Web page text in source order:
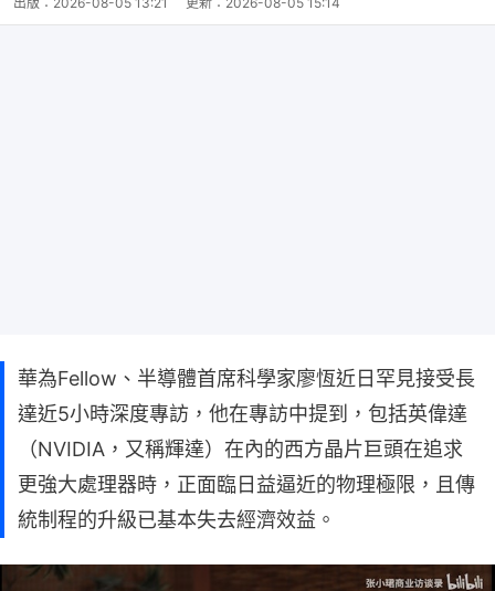
華為Fellow、半導體首席科學家廖恆近日罕見接受長
達近5小時深度專訪，他在專訪中提到，包括英偉達
（NVIDIA，又稱輝達）在內的西方晶片巨頭在追求
更強大處理器時，正面臨日益逼近的物理極限，且傳
統制程的升級已基本失去經濟效益。